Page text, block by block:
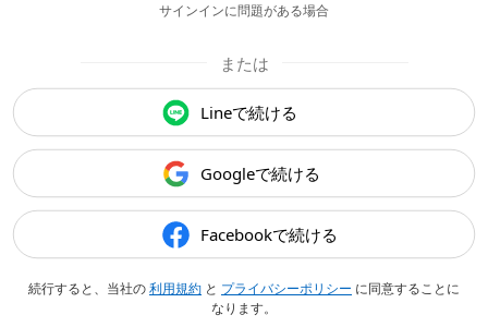
サインインに問題がある場合
または
Lineで続ける
Googleで続ける
Facebookで続ける
続行すると、当社の利用規約 と プライバシーポリシー に同意することに
なります。